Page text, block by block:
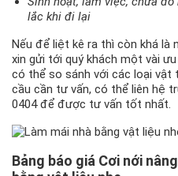
lắc khi đi lại
Nếu để liệt kê ra thì còn khá là
xin gửi tới quý khách một vài
có thể so sánh với các loại vật
cầu cần tư vấn, có thể liên hệ
0404 để được tư vấn tốt nhất.
Bảng báo giá Cơi nới